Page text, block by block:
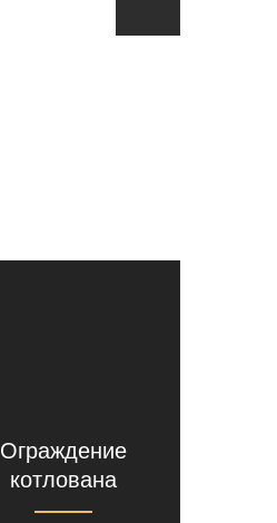
Ограждение
котлована